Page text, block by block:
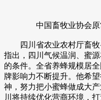
中国畜牧业协会
四川省农业农村厅畜牧
指出，四川气候温润、蜜
的条件。全省养蜂规模居
牌影响力不断提升。他希
神，努力把小蜜蜂做成大
川将持续优化营商环境，